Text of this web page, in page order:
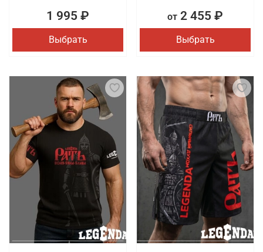
1 995 ₽
Выбрать
от 2 455 ₽
Выбрать